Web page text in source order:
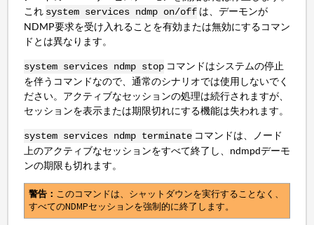
これ system services ndmp on/offは、デーモンが
NDMP要求を受け入れることを有効または無効にするコマン
ドとは異なります。
system services ndmp stopコマンドはシステムの停止
を伴うコマンドなので、通常のシナリオでは使用しないでく
ださい。アクティブなセッションの処理は続行されますが、
セッションを表示または期限切れにする機能は失われます。
system services ndmp terminateコマンドは、ノード
上のアクティブなセッションをすべて終了し、ndmpdデーモ
ンの期限も切れます。
警告： このコマンドは、シャットダウンを実行することなく、
すべてのNDMPセッションを強制的に終了します。